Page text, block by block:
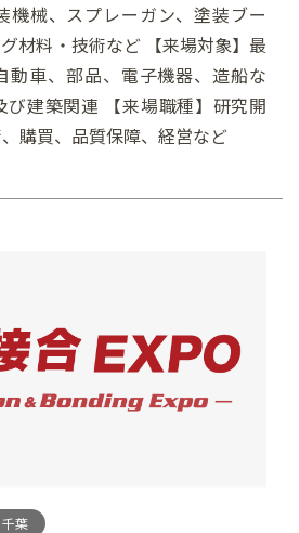
機械、スプレーガン、塗装ブー
材料・技術など 【来場対象】最
動車、部品、電子機器、造船な
び建築関連 【来場職種】研究開
購買、品質保障、経営など
千葉